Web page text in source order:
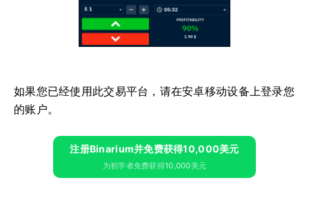
如果您已经使用此交易平台，请在安卓移动设备上登录您
的账户。
注册Binarium并免费获得10,000美元
为初学者免费获得10,000美元